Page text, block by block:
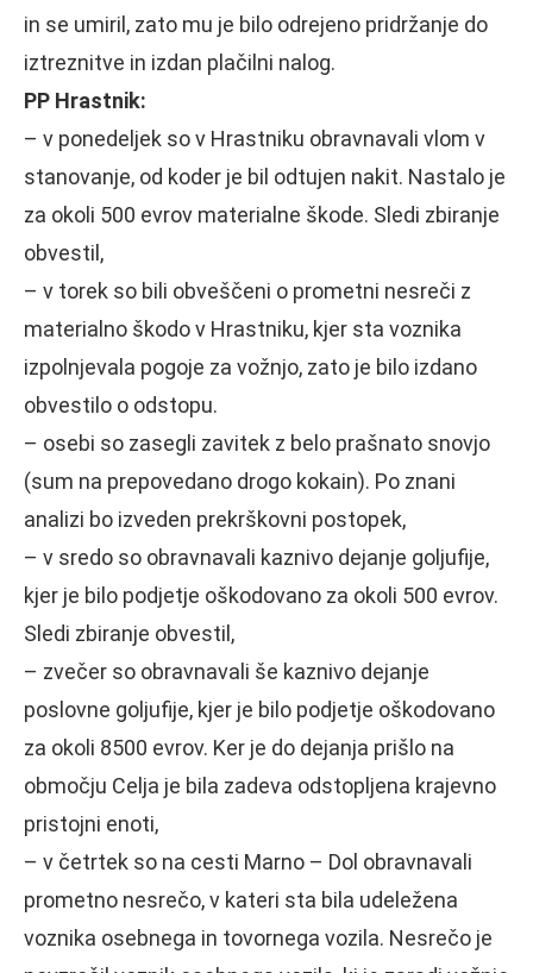
in se umiril, zato mu je bilo odrejeno pridržanje do
iztreznitve in izdan plačilni nalog.
PP Hrastnik:
– v ponedeljek so v Hrastniku obravnavali vlom v
stanovanje, od koder je bil odtujen nakit. Nastalo je
za okoli 500 evrov materialne škode. Sledi zbiranje
obvestil,
– v torek so bili obveščeni o prometni nesreči z
materialno škodo v Hrastniku, kjer sta voznika
izpolnjevala pogoje za vožnjo, zato je bilo izdano
obvestilo o odstopu.
– osebi so zasegli zavitek z belo prašnato snovjo
(sum na prepovedano drogo kokain). Po znani
analizi bo izveden prekrškovni postopek,
– v sredo so obravnavali kaznivo dejanje goljufije,
kjer je bilo podjetje oškodovano za okoli 500 evrov.
Sledi zbiranje obvestil,
– zvečer so obravnavali še kaznivo dejanje
poslovne goljufije, kjer je bilo podjetje oškodovano
za okoli 8500 evrov. Ker je do dejanja prišlo na
območju Celja je bila zadeva odstopljena krajevno
pristojni enoti,
– v četrtek so na cesti Marno – Dol obravnavali
prometno nesrečo, v kateri sta bila udeležena
voznika osebnega in tovornega vozila. Nesrečo je